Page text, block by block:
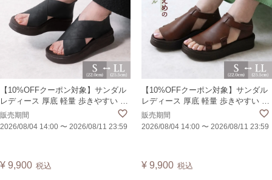
【10%OFFクーポン対象】サンダル
レディース 厚底 軽量 歩きやすい 疲
れない 痛くない 外反母趾 かかとあ
り ブーツサンダル オープントゥ 日
販売期間
2026/08/04 14:00 〜 2026/08/11 23:59
¥ 9,900 税込
【10%OFFクーポン対象】サンダル
レディース 厚底 軽量 歩きやすい 疲
れない 痛くない 外反母趾 かかとあ
り カバードサンダル ブーツサンダ
販売期間
2026/08/04 14:00 〜 2026/08/11 23:59
¥ 9,900 税込